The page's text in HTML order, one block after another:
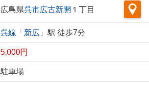
広島県呉市広古新開 １丁目
呉線 「 新広」駅 徒歩7分
5,000円
駐車場